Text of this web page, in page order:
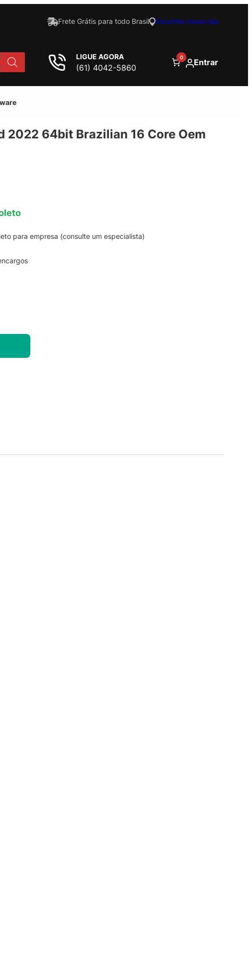
Frete Grátis para todo Brasil Encontre nossa loja
LIGUE AGORA
(61) 4042-5860
0 Entrar
2022 64bit Brazilian 16 Core Oem
para empresa (consulte um especialista)